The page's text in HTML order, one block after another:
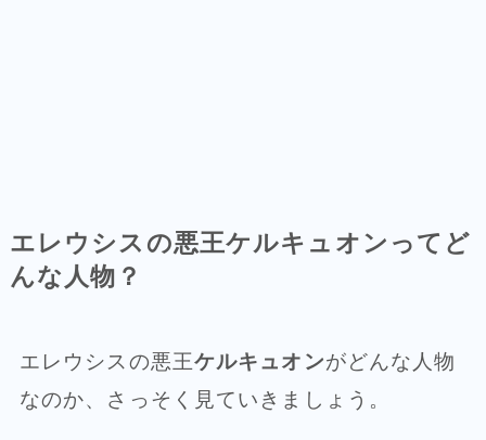
エレウシスの悪王ケルキュオンってど
んな人物？
エレウシスの悪王ケルキュオンがどんな人物
なのか、さっそく見ていきましょう。